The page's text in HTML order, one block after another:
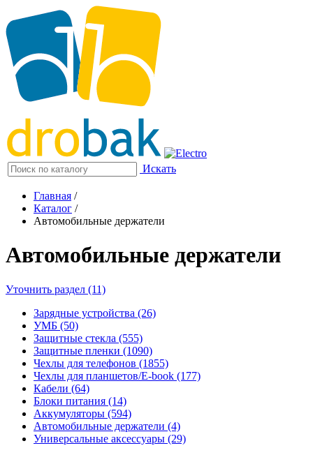
Искать
Главная /
Каталог /
Автомобильные держатели
Автомобильные держатели
Уточнить раздел (11)
Зарядные устройства (26)
УМБ (50)
Защитные стекла (555)
Защитные пленки (1090)
Чехлы для телефонов (1855)
Чехлы для планшетов/E-book (177)
Кабели (64)
Блоки питания (14)
Аккумуляторы (594)
Автомобильные держатели (4)
Универсальные аксессуары (29)